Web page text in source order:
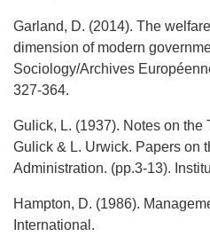
Garland, D. (2014). The
dimension of modern
Sociology/Archives
327-364.
Gulick, L. (1937). Notes on the
Gulick & L. Urwick. Papers on
Administration. (pp.3-13).
Hampton, D. (1986).
International.